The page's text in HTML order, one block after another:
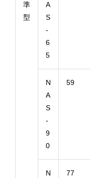
準
型
A
S
-
6
5
N
A
S
-
9
0
59
N
77